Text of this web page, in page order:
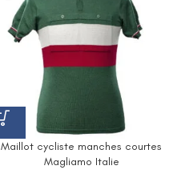
Maillot cycliste manches courtes
Magliamo Italie